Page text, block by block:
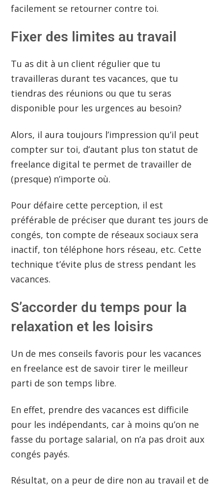
facilement se retourner contre toi.
Fixer des limites au travail
Tu as dit à un client régulier que tu
travailleras durant tes vacances, que tu
tiendras des réunions ou que tu seras
disponible pour les urgences au besoin?
Alors, il aura toujours l’impression qu’il peut
compter sur toi, d’autant plus ton statut de
freelance digital te permet de travailler de
(presque) n’importe où.
Pour défaire cette perception, il est
préférable de préciser que durant tes jours de
congés, ton compte de réseaux sociaux sera
inactif, ton téléphone hors réseau, etc. Cette
technique t’évite plus de stress pendant les
vacances.
S’accorder du temps pour la
relaxation et les loisirs
Un de mes conseils favoris pour les vacances
en freelance est de savoir tirer le meilleur
parti de son temps libre.
En effet, prendre des vacances est difficile
pour les indépendants, car à moins qu’on ne
fasse du portage salarial, on n’a pas droit aux
congés payés.
Résultat, on a peur de dire non au travail et de